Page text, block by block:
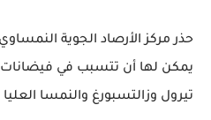
حذر مركز الأرصاد الجوية
يمكن لها أن تتسبب في
تيرول وزالتسبورغ والنمسا العليا